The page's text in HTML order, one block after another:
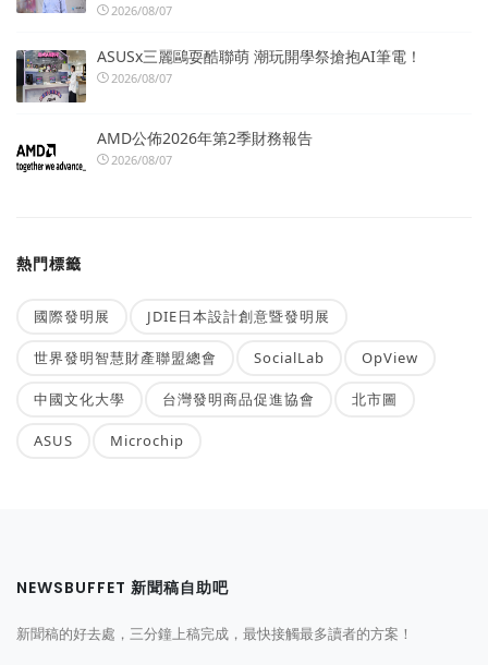
2026/08/07
ASUSx三麗鷗耍酷聯萌 潮玩開學祭搶抱AI筆電！
2026/08/07
AMD公佈2026年第2季財務報告
2026/08/07
熱門標籤
國際發明展 JDIE日本設計創意暨發明展
世界發明智慧財產聯盟總會 SocialLab OpView
中國文化大學 台灣發明商品促進協會 北市圖
ASUS Microchip
NEWSBUFFET 新聞稿自助吧
新聞稿的好去處，三分鐘上稿完成，最快接觸最多讀者的方案！